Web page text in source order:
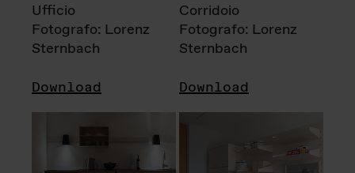
Ufficio
Fotografo: Lorenz
Sternbach
Download
Corridoio
Fotografo: Lorenz
Sternbach
Download